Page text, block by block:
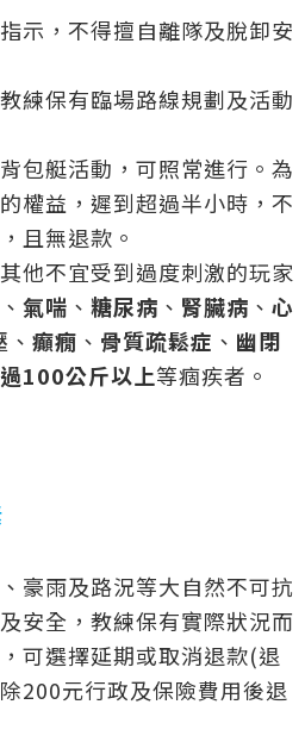
示，不得擅自離隊及脫卸安
練保有臨場路線規劃及活動
包艇活動，可照常進行。為
權益，遲到超過半小時，不
且無退款。
他不宜受到過度刺激的玩家
、 氣喘 、 糖尿病 、 腎臟病 、 心
、 癲癇 、 骨質疏鬆症 、 幽閉
100公斤以上等痼疾者。
豪雨及路況等大自然不可抗
安全，教練保有實際狀況而
可選擇延期或取消退款(退
200元行政及保險費用後退